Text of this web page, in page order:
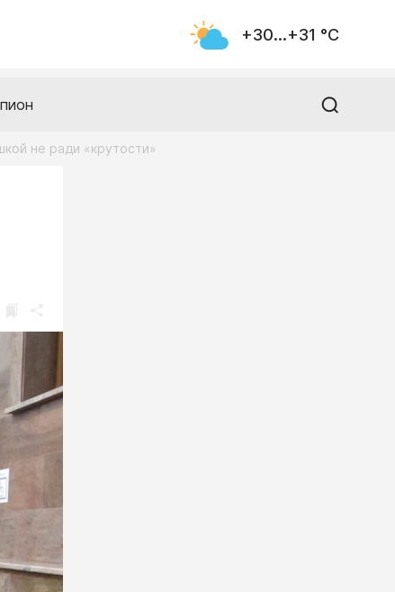
+30...+31 °С
не ради «крутости»